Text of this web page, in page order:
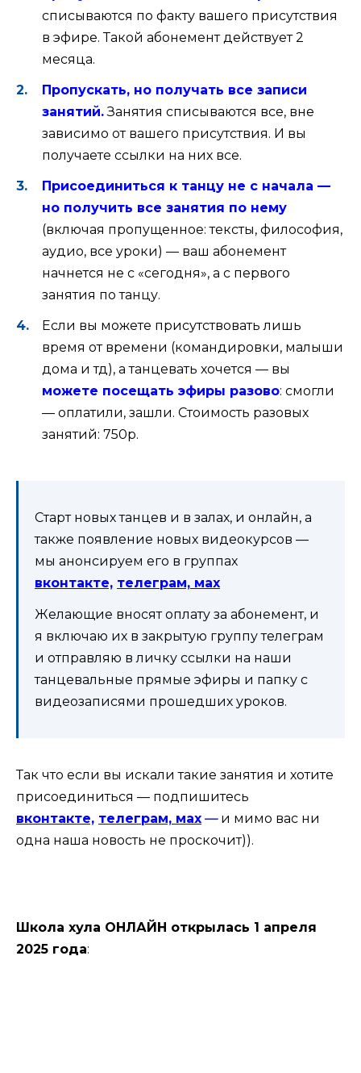
списываются по факту вашего присутствия
в эфире. Такой абонемент действует 2
месяца.
Пропускать, но получать все записи
занятий.Занятия списываются все, вне
зависимо от вашего присутствия. И вы
получаете ссылки на них все.
Присоединиться к танцу не с начала —
но получить все занятия по нему
(включая пропущенное: тексты, философия,
аудио, все уроки) — ваш абонемент
начнется не с «сегодня», а с первого
занятия по танцу.
Если вы можете присутствовать лишь
время от времени (командировки, малыши
дома и тд), а танцевать хочется — вы
можете посещать эфиры разово: смогли
— оплатили, зашли. Стоимость разовых
занятий: 750р.
Старт новых танцев и в залах, и онлайн, а
также появление новых видеокурсов —
мы анонсируем его в группах
вконтакте, телеграм, мах
Желающие вносят оплату за абонемент, и
я включаю их в закрытую группу телеграм
и отправляю в личку ссылки на наши
танцевальные прямые эфиры и папку с
видеозаписями прошедших уроков.
Так что если вы искали такие занятия и хотите
присоединиться — подпишитесь
вконтакте, телеграм, мах —и мимо вас ни
одна наша новость не проскочит)).
Школа хула ОНЛАЙН открылась 1 апреля
2025 года: